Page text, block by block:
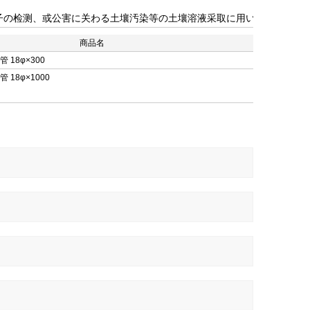
检测、或公害に关わる土壤汚染等の土壤溶液采取に用います。
商品名
18φ×300
18φ×1000